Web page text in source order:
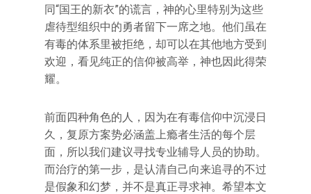
同“国王的新衣”的谎言，神的心里特别为这些
虐待型组织中的勇者留下一席之地。他们虽在
有毒的体系里被拒绝，却可以在其他地方受到
欢迎，看见纯正的信仰被高举，神也因此得荣
耀。
前面四种角色的人，因为在有毒信仰中沉浸日
久，复原方案势必涵盖上瘾者生活的每个层
面，所以我们建议寻找专业辅导人员的协助。
而治疗的第一步，是认清自己向来追寻的不过
是假象和幻梦，并不是真正寻求神。希望本文